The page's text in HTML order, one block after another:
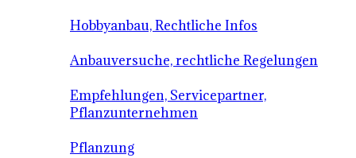
Hobbyanbau, Rechtliche Infos
Anbauversuche, rechtliche Regelungen
Empfehlungen, Servicepartner,
Pflanzunternehmen
Pflanzung